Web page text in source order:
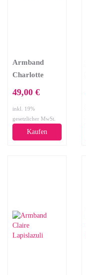
Armband
Charlotte
Chalcedony
49,00 €
inkl. 19%
gesetzlicher MwSt.
Kaufen